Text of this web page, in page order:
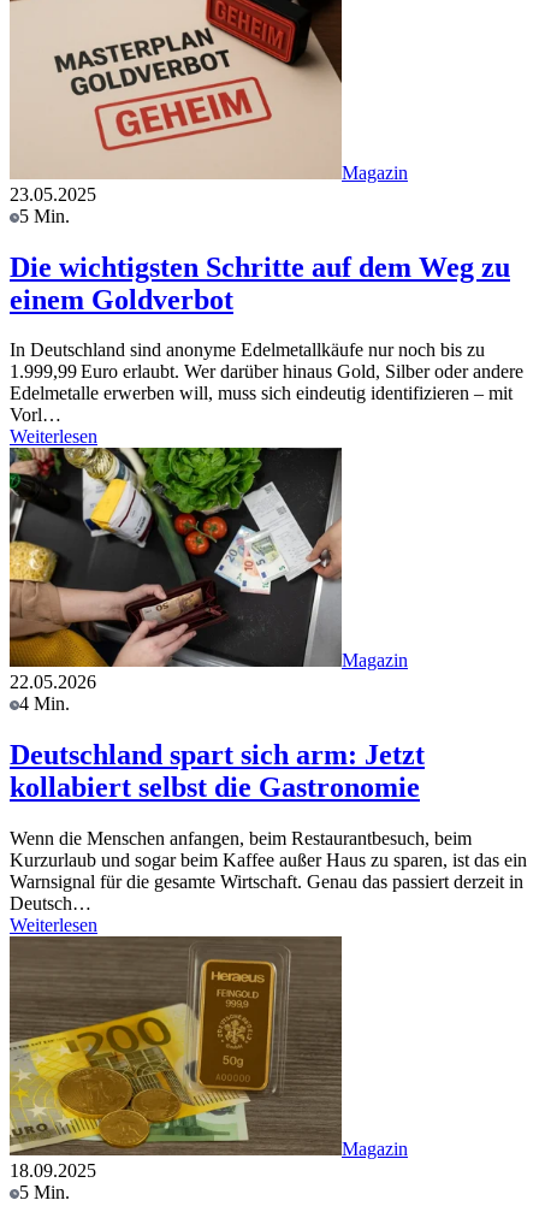
Magazin
23.05.2025
5 Min.
Die wichtigsten Schritte auf dem Weg zu
einem Goldverbot
In Deutschland sind anonyme Edelmetallkäufe nur noch bis zu
1.999,99 Euro erlaubt. Wer darüber hinaus Gold, Silber oder andere
Edelmetalle erwerben will, muss sich eindeutig identifizieren – mit
Vorl…
Weiterlesen
Magazin
22.05.2026
4 Min.
Deutschland spart sich arm: Jetzt
kollabiert selbst die Gastronomie
Wenn die Menschen anfangen, beim Restaurantbesuch, beim
Kurzurlaub und sogar beim Kaffee außer Haus zu sparen, ist das ein
Warnsignal für die gesamte Wirtschaft. Genau das passiert derzeit in
Deutsch…
Weiterlesen
Magazin
18.09.2025
5 Min.